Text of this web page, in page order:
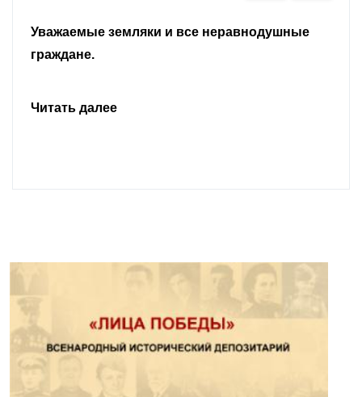
Уважаемые земляки и все неравнодушные
граждане.
Читать далее